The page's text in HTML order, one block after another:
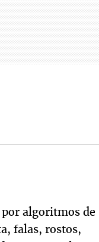
por algoritmos de
falas, rostos,